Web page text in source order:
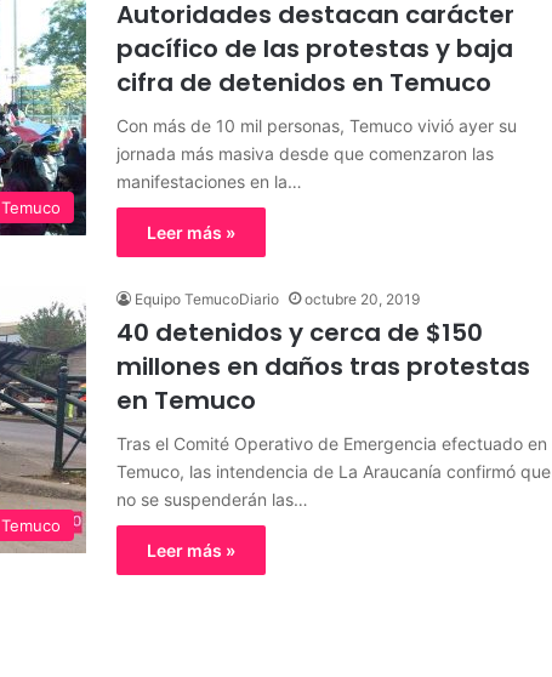
Temuco
Autoridades destacan carácter
pacífico de las protestas y baja
cifra de detenidos en Temuco
Con más de 10 mil personas, Temuco vivió ayer su
jornada más masiva desde que comenzaron las
manifestaciones en la…
Leer más »
Temuco
Equipo TemucoDiario octubre 20, 2019
40 detenidos y cerca de $150
millones en daños tras protestas
en Temuco
Tras el Comité Operativo de Emergencia efectuado en
Temuco, las intendencia de La Araucanía confirmó que
no se suspenderán las…
Leer más »